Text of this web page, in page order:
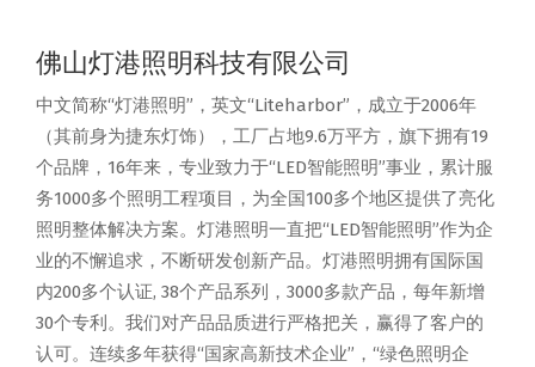
佛山灯港照明科技有限公司
中文简称“灯港照明”，英文“Liteharbor”，成立于2006年
（其前身为捷东灯饰），工厂占地9.6万平方，旗下拥有19
个品牌，16年来，专业致力于“LED智能照明”事业，累计服
务1000多个照明工程项目，为全国100多个地区提供了亮化
照明整体解决方案。灯港照明一直把“LED智能照明”作为企
业的不懈追求，不断研发创新产品。灯港照明拥有国际国
内200多个认证, 38个产品系列，3000多款产品，每年新增
30个专利。我们对产品品质进行严格把关，赢得了客户的
认可。连续多年获得“国家高新技术企业”，“绿色照明企